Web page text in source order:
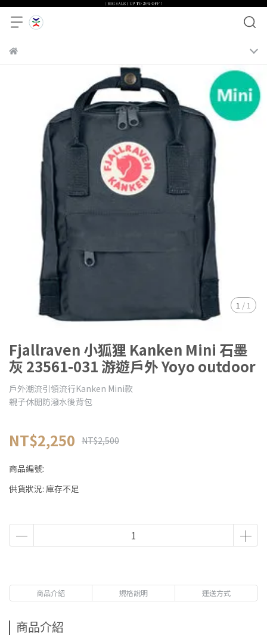
1 /1
Fjallraven 小狐狸 Kanken Mini 石墨
灰 23561-031 游遊戶外 Yoyo outdoor
戶外潮流引領流行Kanken Mini款
親子休閒防潑水後背包
NT$2,250 NT$2,500
商品編號:
供貨狀況: 庫存不足
商品介紹 規格說明 運送方式
商品介紹